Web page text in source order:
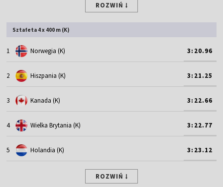
ROZWIŃ
Sztafeta 4 x 400 m (K)
1 Norwegia (K) 3:20.96
2 Hiszpania (K) 3:21.25
3 Kanada (K) 3:22.66
4 Wielka Brytania (K) 3:22.77
5 Holandia (K) 3:23.12
ROZWIŃ